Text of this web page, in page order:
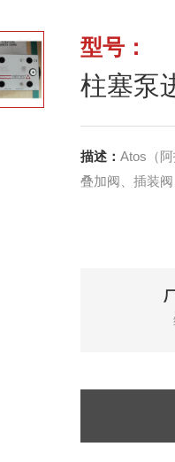
型号：
柱塞泵
描述： Atos（
叠加阀、插装